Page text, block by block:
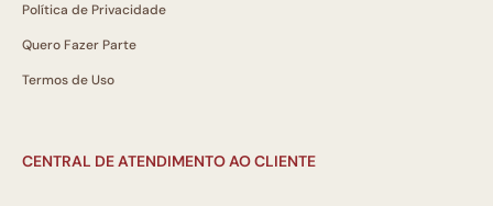
Política de Privacidade
Quero Fazer Parte
Termos de Uso
CENTRAL DE ATENDIMENTO AO CLIENTE